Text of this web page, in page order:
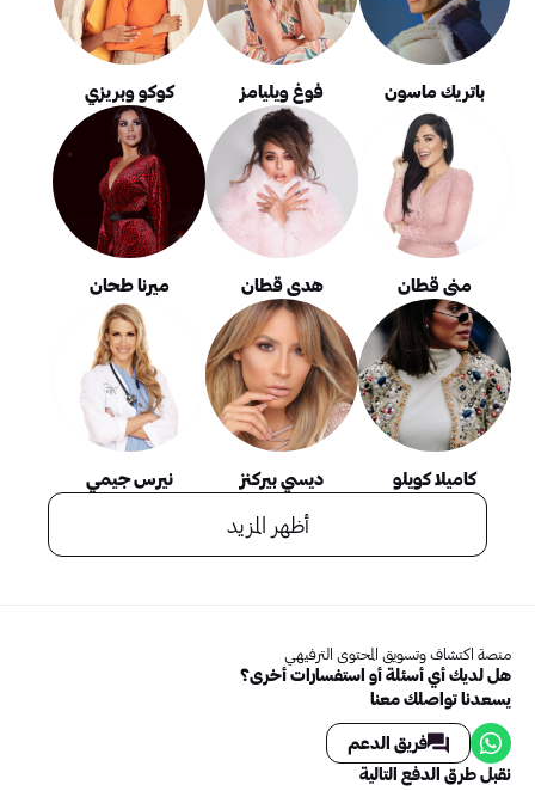
باتريك ماسون فوغ ويليامز كوكو وبريزي
منى قطان هدى قطان ميرنا طحان
كاميلا كويلو ديسي بيركنز نيرس جيمي
أظهر المزيد
منصة اكتشاف وتسويق المحتوى الترفيهي
هل لديك أي أسئلة أو استفسارات أخرى؟
يسعدنا تواصلك معنا
فريق الدعم
نقبل طرق الدفع التالية